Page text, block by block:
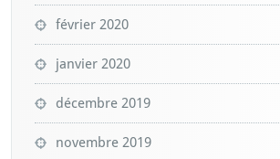
février 2020
janvier 2020
décembre 2019
novembre 2019